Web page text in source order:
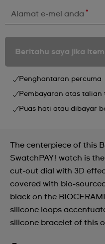
Alamat e-mel anda *
Beritahu saya jika
Penghantaran percuma
Pembayaran atas talian
Puas hati atau dibayar
The centerpiece of this
SwatchPAY! watch is
cut-out dial with 3D
covered with bio-
black on the
silicone loops
silicone bracelet of this